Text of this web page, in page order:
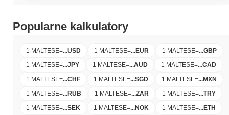
Popularne kalkulatory
1 MALTESE=...USD 1 MALTESE=...EUR 1 MALTESE=...GBP
1 MALTESE=...JPY 1 MALTESE=...AUD 1 MALTESE=...CAD
1 MALTESE=...CHF 1 MALTESE=...SGD 1 MALTESE=...MXN
1 MALTESE=...RUB 1 MALTESE=...ZAR 1 MALTESE=...TRY
1 MALTESE=...SEK 1 MALTESE=...NOK 1 MALTESE=...ETH